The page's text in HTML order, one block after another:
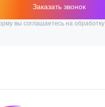
Заказать звонок
вы соглашаетесь на обработку